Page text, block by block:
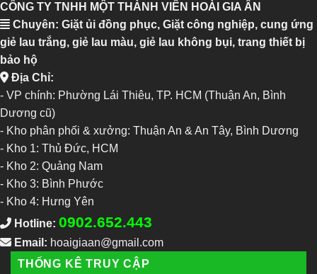
CÔNG TY TNHH MỘT THÀNH VIÊN HOÀI GIA ÂN
Chuyên: Giặt ủi đồng phục, Giặt công nghiệp, cung ứng
giẻ lau trắng, giẻ lau màu, giẻ lau không bụi, trang thiết bị
bảo hộ
Địa Chỉ:
- VP chính: Phường Lái Thiêu, TP. HCM (Thuận An, Bình
Dương cũ)
- Kho phân phối & xưởng: Thuận An & An Tây, Bình Dương
- Kho 1: Thủ Đức, HCM
- Kho 2: Quảng Nam
- Kho 3: Bình Phước
- Kho 4: Hưng Yên
Hotline: 0902.652.443
Email: hoaigiaan@gmail.com
THỐNG KÊ TRUY CẬP